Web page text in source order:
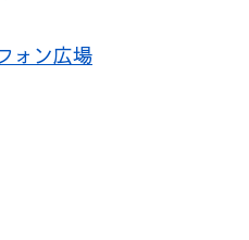
ォン広場